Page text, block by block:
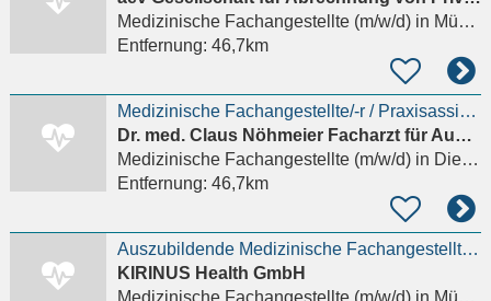
Medizinische Fachangestellte (m/w/d)in München, Schwabing-West
Entfernung: 46,7km
Medizinische Fachangestellte/-r / Praxisassistent/-in (m/w/d)
Dr. med. Claus Nöhmeier Facharzt für Augenheilkunde
Medizinische Fachangestellte (m/w/d)in Dießen am Ammersee
Entfernung: 46,7km
Auszubildende Medizinische Fachangestellte (m/w/d) - Praxis Rotkreuzplatz
KIRINUS Health GmbH